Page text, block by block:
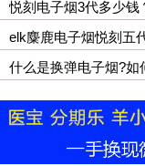
悦刻电子烟3代多少
elk麋鹿电子烟悦刻五
什么是换弹电子烟?如